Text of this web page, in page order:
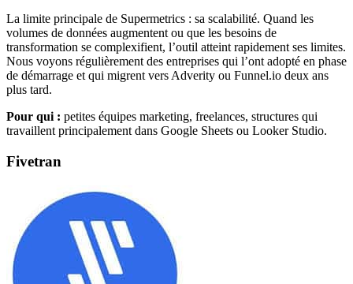
La limite principale de Supermetrics : sa scalabilité. Quand les
volumes de données augmentent ou que les besoins de
transformation se complexifient, l’outil atteint rapidement ses limites.
Nous voyons régulièrement des entreprises qui l’ont adopté en phase
de démarrage et qui migrent vers Adverity ou Funnel.io deux ans
plus tard.
Pour qui : petites équipes marketing, freelances, structures qui
travaillent principalement dans Google Sheets ou Looker Studio.
Fivetran